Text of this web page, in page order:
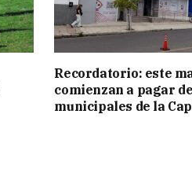
Recordatorio: este
comienzan a pagar
municipales de la